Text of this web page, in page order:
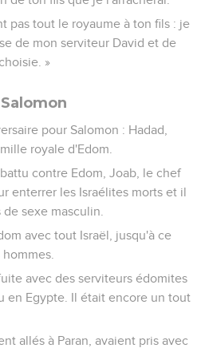
pas tout le royaume à ton fils : je
de mon serviteur David et de
»
pour Salomon : Hadad,
royale d'Edom.
contre Edom, Joab, le chef
enterrer les Israélites morts et il
sexe masculin.
avec tout Israël, jusqu'à ce
avec des serviteurs édomites
en Egypte. Il était encore un tout
allés à Paran, avaient pris avec